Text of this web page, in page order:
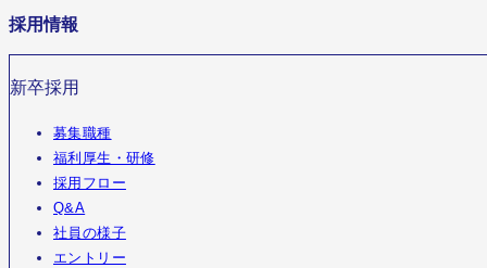
採用情報
新卒採用
募集職種
福利厚生・研修
採用フロー
Q&A
社員の様子
エントリー